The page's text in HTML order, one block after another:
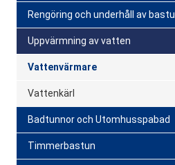
Rengöring och underhåll av bastu
Uppvärmning av vatten
Vattenvärmare
Vattenkärl
Badtunnor och Utomhusspabad
Timmerbastun